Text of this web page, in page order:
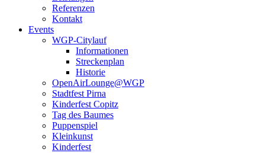
Referenzen
Kontakt
Events
WGP-Citylauf
Informationen
Streckenplan
Historie
OpenAirLounge@WGP
Stadtfest Pirna
Kinderfest Copitz
Tag des Baumes
Puppenspiel
Kleinkunst
Kinderfest